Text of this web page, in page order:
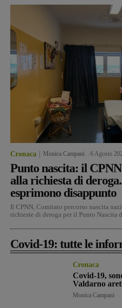
Cronaca Monica Campani 6 Agosto
Punto nascita: il
alla richiesta di
esprimono disappunto
Il CPNN, Comitato percorso nascita
richieste di deroga per il Punto Nascita
Covid-19: tutte le
Cronaca
Covid-19,
Valdarno
Monica Campani